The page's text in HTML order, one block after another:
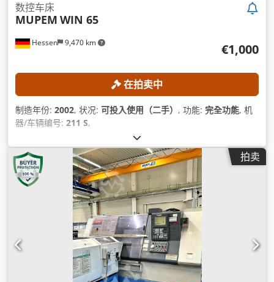
Hessen 9,470 km
数控车床
MUPEM WIN 65
€1,000
在拍卖中
制造年份: 2002, 状况: 可投入使用（二手） , 功能: 完全功能, 机
器/车辆编号: 211 S,
拍卖